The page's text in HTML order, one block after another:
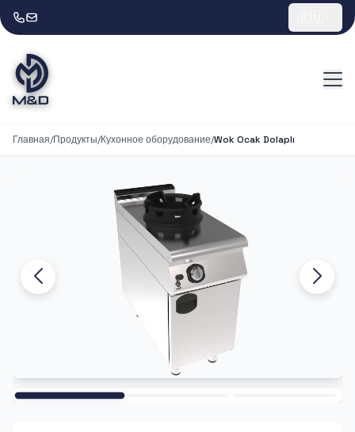
Главная/Продукты/Кухонное оборудование/Wok Ocak Dolaplı